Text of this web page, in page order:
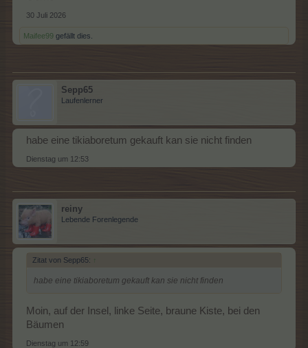
30 Juli 2026
Maifee99 gefällt dies.
Sepp65
Laufenlerner
habe eine tikiaboretum gekauft kan sie nicht finden
Dienstag um 12:53
reiny
Lebende Forenlegende
Zitat von Sepp65: ↑
habe eine tikiaboretum gekauft kan sie nicht finden
Moin, auf der Insel, linke Seite, braune Kiste, bei den
Bäumen
Dienstag um 12:59